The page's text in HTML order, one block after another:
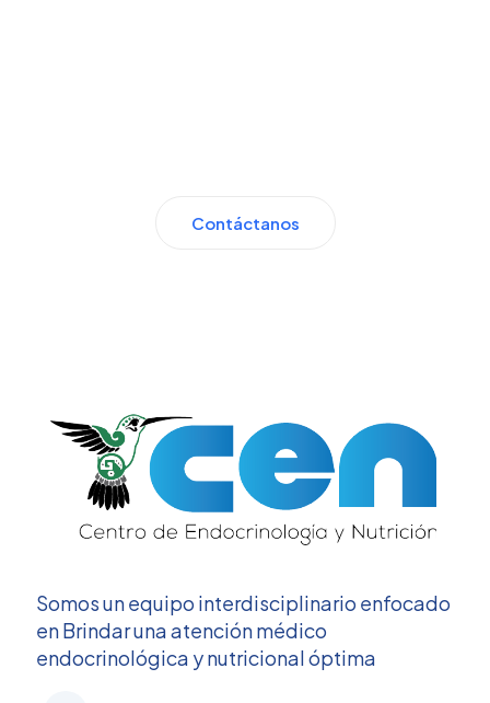
Contáctanos
Somos un equipo interdisciplinario enfocado
en Brindar una atención médico
endocrinológica y nutricional óptima